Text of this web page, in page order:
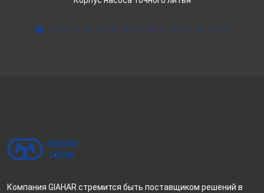
Компания GIAHAR стремится быть поставщиком решений в